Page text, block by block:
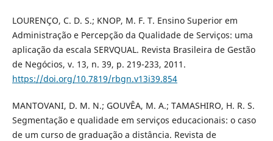
LOURENÇO, C. D. S.; KNOP, M. F. T. Ensino Superior em
Administração e Percepção da Qualidade de Serviços: uma
aplicação da escala SERVQUAL. Revista Brasileira de Gestão
de Negócios, v. 13, n. 39, p. 219-233, 2011.
https://doi.org/10.7819/rbgn.v13i39.854
MANTOVANI, D. M. N.; GOUVÊA, M. A.; TAMASHIRO, H. R. S.
Segmentação e qualidade em serviços educacionais: o caso
de um curso de graduação a distância. Revista de